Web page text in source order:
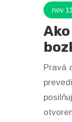
nov
Pravá